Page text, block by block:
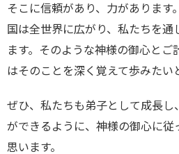
そこに信頼があり、力があります
国は全世界に広がり、私たちを通
ます。そのような神様の御心とご
はそのことを深く覚えて歩みたい
ぜひ、私たちも弟子として成長し
ができるように、神様の御心に従
思います。